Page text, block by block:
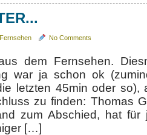
Fernsehen No Comments
dem Fernsehen.
war ja schon ok
letzten 45min oder so),
zu finden: Thomas
zum Abschied, hat für
[…]